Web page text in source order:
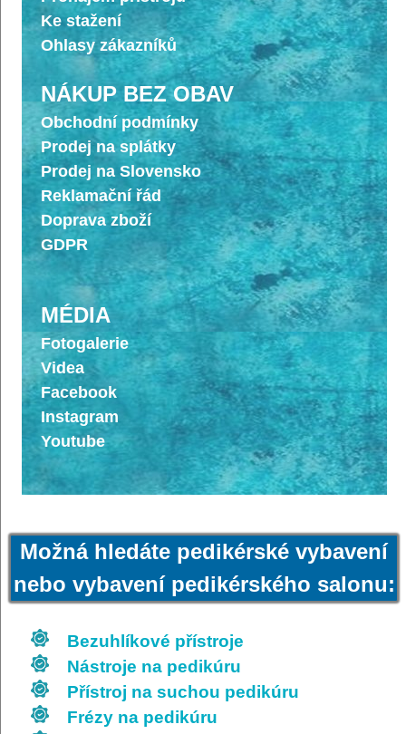
Ke stažení
Ohlasy zákazníků
NÁKUP BEZ OBAV
Obchodní podmínky
Prodej na splátky
Prodej na Slovensko
Reklamační řád
Doprava zboží
GDPR
MÉDIA
Fotogalerie
Videa
Facebook
Instagram
Youtube
Možná hledáte pedikérské vybavení
nebo vybavení pedikérského salonu:
Bezuhlíkové přístroje
Nástroje na pedikúru
Přístroj na suchou pedikúru
Frézy na pedikúru